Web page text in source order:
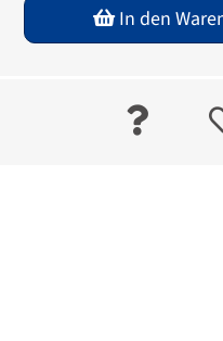
In den